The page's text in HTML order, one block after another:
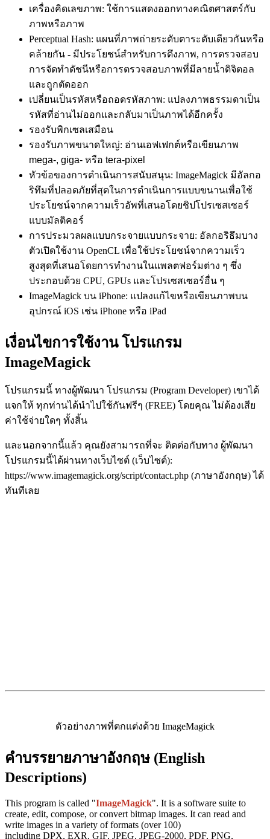
เครื่องคิดเลขภาพ: ใช้การแสดงออกทางคณิตศาสตร์กับ
ภาพหรือภาพ
Perceptual Hash: แผนที่ภาพถ่ายระดับตาระดับเดียวกันหรือ
คล้ายกัน - มีประโยชน์สำหรับการดึงภาพ, การตรวจสอบ
การจัดทำดัชนีหรือการตรวจสอบภาพที่มีลายน้ำดิจิตอล
และถูกตัดออก
เปลี่ยนเป็นรหัสหรือถอดรหัสภาพ: แปลงภาพธรรมดาเป็น
รหัสที่อ่านไม่ออกและกลับมาเป็นภาพได้อีกครั้ง
รองรับพิกเซลเสมือน
รองรับภาพขนาดใหญ่: อ่านเอฟเฟกต์หรือเขียนภาพ
mega-, giga- หรือ tera-pixel
หัวข้อของการดำเนินการสนับสนุน: ImageMagick มีอัลกอ
ริทึมที่ปลอดภัยที่สุดในการดำเนินการแบบขนานเพื่อใช้
ประโยชน์จากความเร็วอัพที่เสนอโดยชิปโปรเซสเซอร์
แบบมัลติคอร์
การประมวลผลแบบกระจายแบบกระจาย: อัลกอริธึมบาง
ตัวเปิดใช้งาน OpenCL เพื่อใช้ประโยชน์จากความเร็ว
สูงสุดที่เสนอโดยการทำงานในแพลตฟอร์มต่าง ๆ ซึ่ง
ประกอบด้วย CPU, GPUs และโปรเซสเซอร์อื่น ๆ
ImageMagick บน iPhone: แปลงแก้ไขหรือเขียนภาพบน
อุปกรณ์ iOS เช่น iPhone หรือ iPad
เงื่อนไขการใช้งาน โปรแกรม
ImageMagick
โปรแกรมนี้ ทางผู้พัฒนา โปรแกรม (Program Developer) เขาได้
แจกให้ ทุกท่านได้นำไปใช้กันฟรีๆ (FREE) โดยคุณ ไม่ต้องเสีย
ค่าใช้จ่ายใดๆ ทั้งสิ้น
และนอกจากนี้แล้ว คุณยังสามารถที่จะ ติดต่อกับทาง ผู้พัฒนา
โปรแกรมนี้ได้ผ่านทางเว็บไซต์ (เว็บไซต์):
https://www.imagemagick.org/script/contact.php (ภาษาอังกฤษ) ได้
ทันทีเลย
ตัวอย่างภาพที่ตกแต่งด้วย ImageMagick
คำบรรยายภาษาอังกฤษ (English
Descriptions)
This program is called "ImageMagick". It is a software suite to
create, edit, compose, or convert bitmap images. It can read and
write images in a variety of formats (over 100)
including DPX, EXR, GIF, JPEG, JPEG-2000, PDF, PNG,